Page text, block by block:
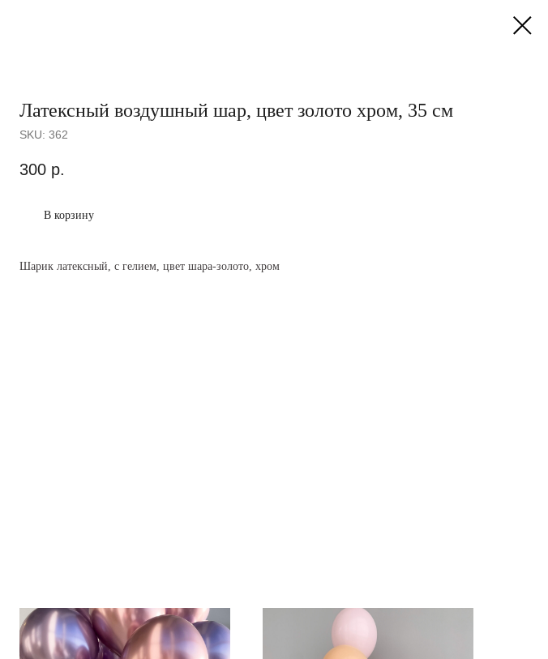
Латексный воздушный шар, цвет золото хром, 35 см
SKU: 362
300 р.
В корзину
Шарик латексный, с гелием, цвет шара-золото, хром